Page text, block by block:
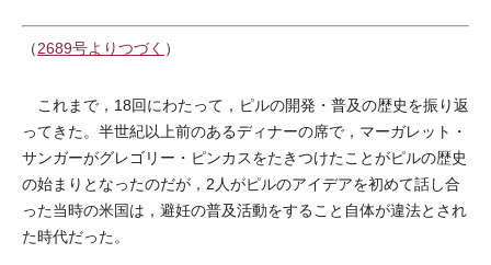
（2689号よりつづく ）
これまで，18回にわたって，ピルの開発・普及の歴史を振り返
ってきた。半世紀以上前のあるディナーの席で，マーガレット・
サンガーがグレゴリー・ピンカスをたきつけたことがピルの歴史
の始まりとなったのだが，2人がピルのアイデアを初めて話し合
った当時の米国は，避妊の普及活動をすること自体が違法とされ
た時代だった。